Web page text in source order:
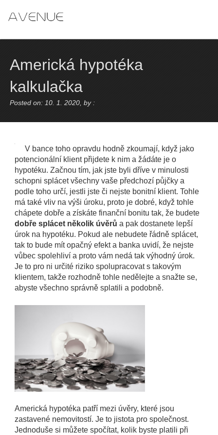
Americká hypotéka
kalkulačka
Posted on: 10. 1. 2020, by :
V bance toho opravdu hodně zkoumají, když jako
potencionální klient přijdete k nim a žádáte je o
hypotéku. Začnou tím, jak jste byli dříve v minulosti
schopni splácet všechny vaše předchozí půjčky a
podle toho určí, jestli jste či nejste bonitní klient. Tohle
má také vliv na výši úroku, proto je dobré, když tohle
chápete dobře a získáte finanční bonitu tak, že budete
dobře splácet několik úvěrů a pak dostanete lepší
úrok na hypotéku. Pokud ale nebudete řádně splácet,
tak to bude mít opačný efekt a banka uvidí, že nejste
vůbec spolehliví a proto vám nedá tak výhodný úrok.
Je to pro ni určité riziko spolupracovat s takovým
klientem, takže rozhodně tohle nedělejte a snažte se,
abyste všechno správně splatili a podobně.
Americká hypotéka patří mezi úvěry, které jsou
zastavené nemovitostí. Je to jistota pro společnost.
Jednoduše si můžete spočítat, kolik byste platili při